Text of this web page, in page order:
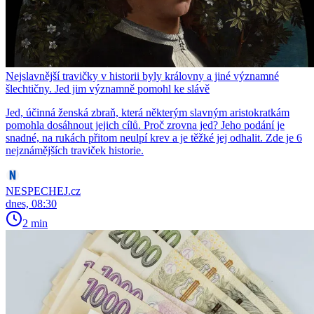
Nejslavnější travičky v historii byly královny a jiné významné
šlechtičny. Jed jim významně pomohl ke slávě
Jed, účinná ženská zbraň, která některým slavným aristokratkám
pomohla dosáhnout jejich cílů. Proč zrovna jed? Jeho podání je
snadné, na rukách přitom neulpí krev a je těžké jej odhalit. Zde je 6
nejznámějších traviček historie.
NESPECHEJ.cz
dnes, 08:30
2 min